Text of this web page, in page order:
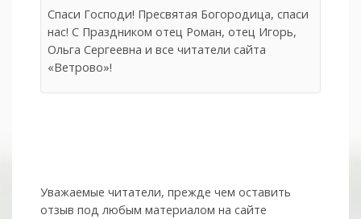
Спаси Господи! Пресвятая Богородица, спаси
нас! С Праздником отец Роман, отец Игорь,
Ольга Сергеевна и все читатели сайта
«Ветрово»!
Уважаемые читатели, прежде чем оставить
отзыв под любым материалом на сайте